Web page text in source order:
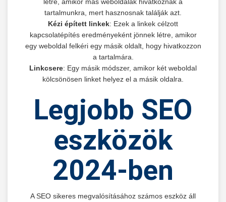
tartalmunkra, mert hasznosnak találják azt.
Kézi épített linkek: Ezek a linkek célzott
kapcsolatépítés eredményeként jönnek létre, amikor
egy weboldal felkéri egy másik oldalt, hogy hivatkozzon
a tartalmára.
Linkcsere: Egy másik módszer, amikor két weboldal
kölcsönösen linket helyez el a másik oldalra.
Legjobb SEO
eszközök
2024-ben
A SEO sikeres megvalósításához számos eszköz áll